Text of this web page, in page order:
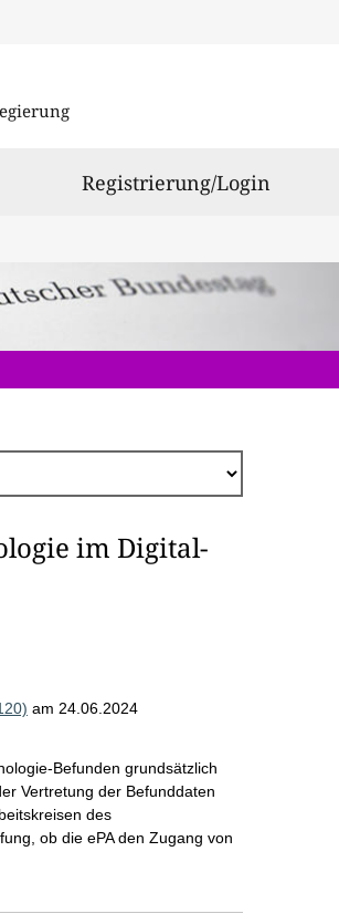
Registrierung/Login
im Digital-
am 24.06.2024
Befunden grundsätzlich
Vertretung der Befunddaten
des
ob die ePA den Zugang von